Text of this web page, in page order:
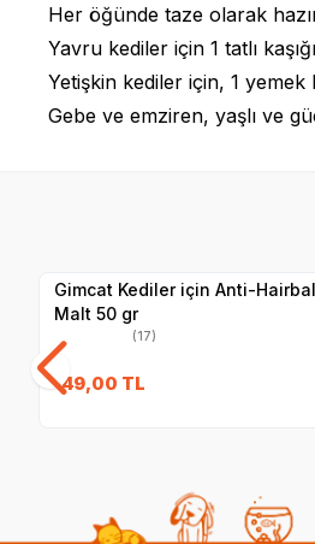
Her öğünde taze olarak
Yavru kediler için 1 tatlı
Yetişkin kediler için, 1 yemek
Gebe ve emziren, yaşlı ve
Gimcat Kediler için Anti-
Malt 50 gr
(17)
149,00 TL